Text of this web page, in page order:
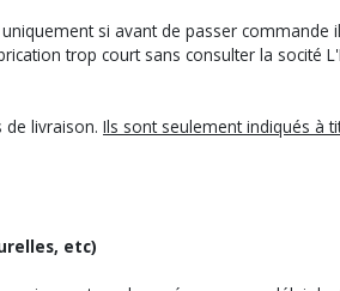
si avant de passer commande
trop court sans consulter la socité
de livraison. Ils sont seulement indiqués à
etc)